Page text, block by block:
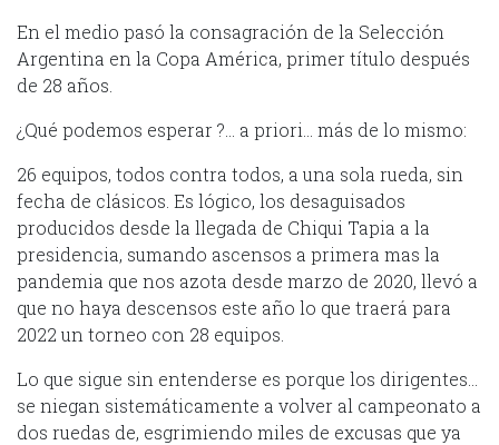
En el medio pasó la consagración de la Selección
Argentina en la Copa América, primer título después
de 28 años.
¿Qué podemos esperar ?… a priori… más de lo mismo:
26 equipos, todos contra todos, a una sola rueda, sin
fecha de clásicos. Es lógico, los desaguisados
producidos desde la llegada de Chiqui Tapia a la
presidencia, sumando ascensos a primera mas la
pandemia que nos azota desde marzo de 2020, llevó a
que no haya descensos este año lo que traerá para
2022 un torneo con 28 equipos.
Lo que sigue sin entenderse es porque los dirigentes…
se niegan sistemáticamente a volver al campeonato a
dos ruedas de, esgrimiendo miles de excusas que ya